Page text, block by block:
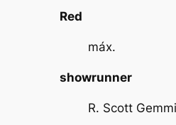
Red
máx.
showrunner
R. Scott